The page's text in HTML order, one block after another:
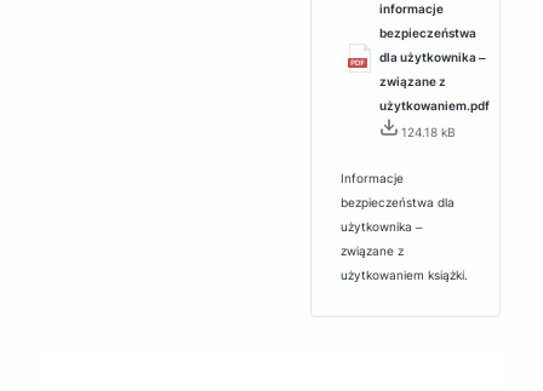
informacje
bezpieczeństwa
dla użytkownika ‒
związane z
użytkowaniem.pdf
124.18 kB
Informacje
bezpieczeństwa dla
użytkownika ‒
związane z
użytkowaniem książki.